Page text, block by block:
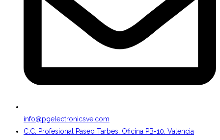
info@pgelectronicsve.com
C.C. Profesional Paseo Tarbes. Oficina PB-10. Valencia